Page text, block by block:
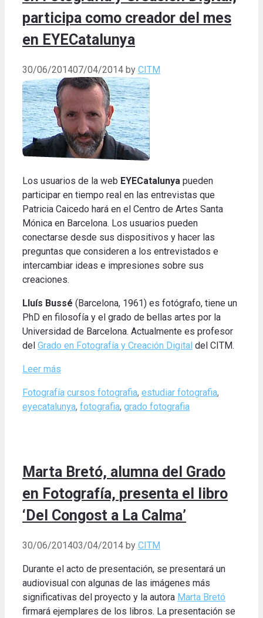
participa como creador del mes
en EYECatalunya
30/06/201407/04/2014 by CITM
Los usuarios de la web EYECatalunya pueden
participar en tiempo real en las entrevistas que
Patricia Caicedo hará en el Centro de Artes Santa
Mónica en Barcelona. Los usuarios pueden
conectarse desde sus dispositivos y hacer las
preguntas que consideren a los entrevistados e
intercambiar ideas e impresiones sobre sus
creaciones.
Lluís Bussé (Barcelona, 1961) es fotógrafo, tiene un
PhD en filosofía y el grado de bellas artes por la
Universidad de Barcelona. Actualmente es profesor
del Grado en Fotografía y Creación Digital del CITM.
Leer más
Categories
Fotografía Tags
cursos fotografia, estudiar fotografia,
eyecatalunya, fotografia, grado fotografia
Marta Bretó, alumna del Grado
en Fotografía, presenta el libro
‘Del Congost a La Calma’
30/06/201403/04/2014 by CITM
Durante el acto de presentación, se presentará un
audiovisual con algunas de las imágenes más
significativas del proyecto y la autora Marta Bretó
firmará ejemplares de los libros. La presentación se